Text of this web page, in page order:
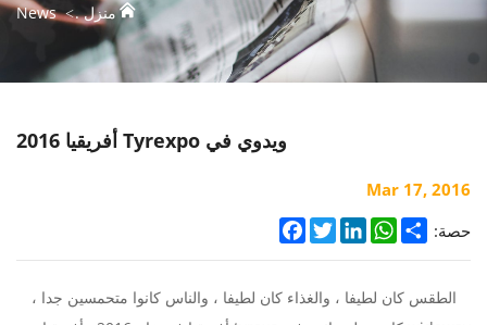
منزل . News
ويدوي في Tyrexpo أفريقيا 2016
Mar 17, 2016
حصة:
FacebookTwitter
LinkedIn
WhatsAppShare
الطقس كان لطيفا ، والغذاء كان لطيفا ، والناس كانوا متحمسين جدا ،